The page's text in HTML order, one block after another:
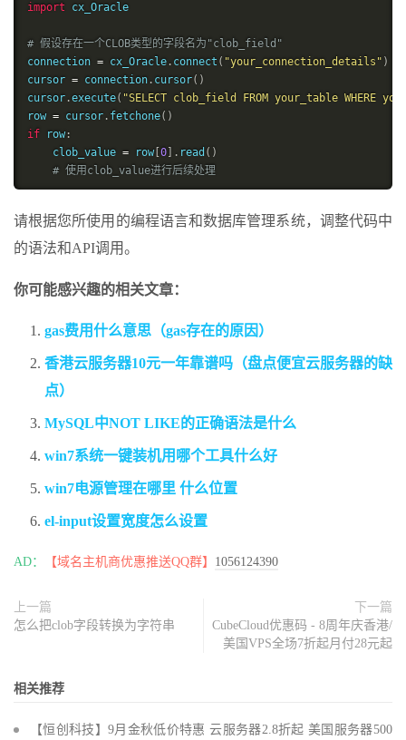
import cx_Oracle
# 假设存在一个CLOB类型的字段名为"clob_field"
connection = cx_Oracle. connect ( "your_connection_details" )
cursor = connection. cursor( )
cursor .execute( "SELECT clob_field FROM your_table WHERE
row = cursor . fetchone( )
if row:
    clob_value
= row 0 . read ( )
# 使用clob_value进行后续处理
请根据您所使用的编程语言和数据库管理系统，调整代码中
的语法和API调用。
你可能感兴趣的相关文章：
gas费用什么意思（gas存在的原因）
香港云服务器10元一年靠谱吗（盘点便宜云服务器的缺
点）
MySQL中NOT LIKE的正确语法是什么
win7系统一键装机用哪个工具什么好
win7电源管理在哪里 什么位置
el-input设置宽度怎么设置
AD： 【域名主机商优惠推送QQ群】 1056124390
上一篇
怎么把clob字段转换为字符串
下一篇
CubeCloud优惠码 - 8周年庆香港/
美国VPS全场7折起月付28元起
相关推荐
【恒创科技】9月金秋低价特惠 云服务器2.8折起 美国服务器500